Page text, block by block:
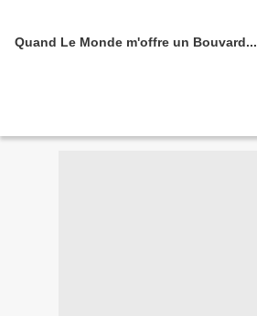
Quand Le Monde m'offre un Bouvard...